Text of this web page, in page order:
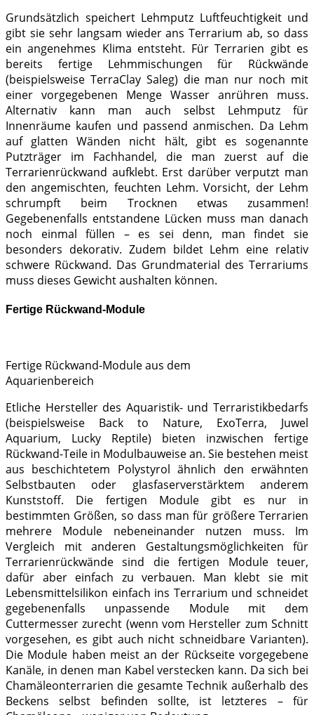
Grundsätzlich speichert Lehmputz Luftfeuchtigkeit und
gibt sie sehr langsam wieder ans Terrarium ab, so dass
ein angenehmes Klima entsteht. Für Terrarien gibt es
bereits fertige Lehmmischungen für Rückwände
(beispielsweise TerraClay Saleg) die man nur noch mit
einer vorgegebenen Menge Wasser anrühren muss.
Alternativ kann man auch selbst Lehmputz für
Innenräume kaufen und passend anmischen. Da Lehm
auf glatten Wänden nicht hält, gibt es sogenannte
Putzträger im Fachhandel, die man zuerst auf die
Terrarienrückwand aufklebt. Erst darüber verputzt man
den angemischten, feuchten Lehm. Vorsicht, der Lehm
schrumpft beim Trocknen etwas zusammen!
Gegebenenfalls entstandene Lücken muss man danach
noch einmal füllen – es sei denn, man findet sie
besonders dekorativ. Zudem bildet Lehm eine relativ
schwere Rückwand. Das Grundmaterial des Terrariums
muss dieses Gewicht aushalten können.
Fertige Rückwand-Module
Fertige Rückwand-Module aus dem
Aquarienbereich
Etliche Hersteller des Aquaristik- und Terraristikbedarfs
(beispielsweise Back to Nature, ExoTerra, Juwel
Aquarium, Lucky Reptile) bieten inzwischen fertige
Rückwand-Teile in Modulbauweise an. Sie bestehen meist
aus beschichtetem Polystyrol ähnlich den erwähnten
Selbstbauten oder glasfaserverstärktem anderem
Kunststoff. Die fertigen Module gibt es nur in
bestimmten Größen, so dass man für größere Terrarien
mehrere Module nebeneinander nutzen muss. Im
Vergleich mit anderen Gestaltungsmöglichkeiten für
Terrarienrückwände sind die fertigen Module teuer,
dafür aber einfach zu verbauen. Man klebt sie mit
Lebensmittelsilikon einfach ins Terrarium und schneidet
gegebenenfalls unpassende Module mit dem
Cuttermesser zurecht (wenn vom Hersteller zum Schnitt
vorgesehen, es gibt auch nicht schneidbare Varianten).
Die Module haben meist an der Rückseite vorgegebene
Kanäle, in denen man Kabel verstecken kann. Da sich bei
Chamäleonterrarien die gesamte Technik außerhalb des
Beckens selbst befinden sollte, ist letzteres – für